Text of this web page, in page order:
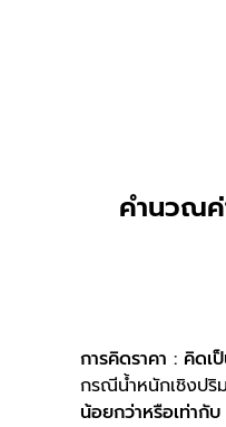
คำนวณค่
การคิดราคา : คิดเ
กรณีน้ำหนักเชิงปริ
น้อยกว่าหรือเท่ากั